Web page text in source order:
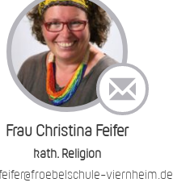
Frau Christina Feifer
kath. Religion
viernheim.de